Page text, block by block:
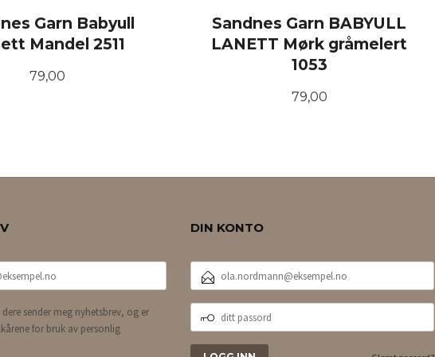
Garn Babyull
Mandel 2511
Pris
79,00
Sandnes Garn BABYULL
LANETT Mørk gråmelert
1053
Pris
79,00
sender meg nyhetsbrev, og er
for bruk av personlig
DIN KONTO
POSTADRESSE
PASSORD